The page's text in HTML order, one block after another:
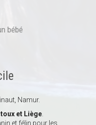
bébé
Namur.
et Liège.
et félin pour les